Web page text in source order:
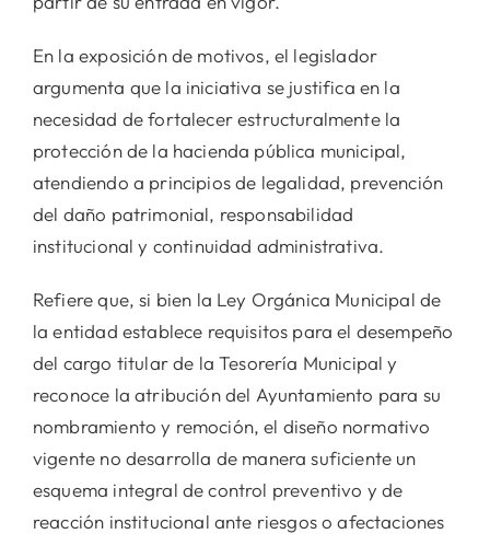
En la exposición de motivos, el legislador
argumenta que la iniciativa se justifica en la
necesidad de fortalecer estructuralmente la
protección de la hacienda pública municipal,
atendiendo a principios de legalidad, prevención
del daño patrimonial, responsabilidad
institucional y continuidad administrativa.
Refiere que, si bien la Ley Orgánica Municipal de
la entidad establece requisitos para el desempeño
del cargo titular de la Tesorería Municipal y
reconoce la atribución del Ayuntamiento para su
nombramiento y remoción, el diseño normativo
vigente no desarrolla de manera suficiente un
esquema integral de control preventivo y de
reacción institucional ante riesgos o afectaciones